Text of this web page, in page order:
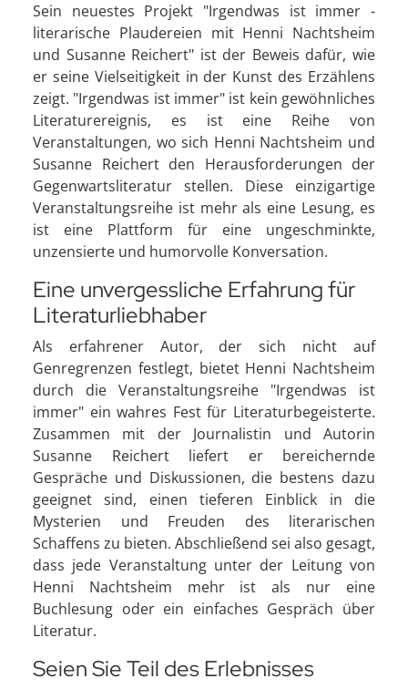
Sein neuestes Projekt "Irgendwas ist immer -
literarische Plaudereien mit Henni Nachtsheim
und Susanne Reichert" ist der Beweis dafür, wie
er seine Vielseitigkeit in der Kunst des Erzählens
zeigt. "Irgendwas ist immer" ist kein gewöhnliches
Literaturereignis, es ist eine Reihe von
Veranstaltungen, wo sich Henni Nachtsheim und
Susanne Reichert den Herausforderungen der
Gegenwartsliteratur stellen. Diese einzigartige
Veranstaltungsreihe ist mehr als eine Lesung, es
ist eine Plattform für eine ungeschminkte,
unzensierte und humorvolle Konversation.
Eine unvergessliche Erfahrung für
Literaturliebhaber
Als erfahrener Autor, der sich nicht auf
Genregrenzen festlegt, bietet Henni Nachtsheim
durch die Veranstaltungsreihe "Irgendwas ist
immer" ein wahres Fest für Literaturbegeisterte.
Zusammen mit der Journalistin und Autorin
Susanne Reichert liefert er bereichernde
Gespräche und Diskussionen, die bestens dazu
geeignet sind, einen tieferen Einblick in die
Mysterien und Freuden des literarischen
Schaffens zu bieten. Abschließend sei also gesagt,
dass jede Veranstaltung unter der Leitung von
Henni Nachtsheim mehr ist als nur eine
Buchlesung oder ein einfaches Gespräch über
Literatur.
Seien Sie Teil des Erlebnisses